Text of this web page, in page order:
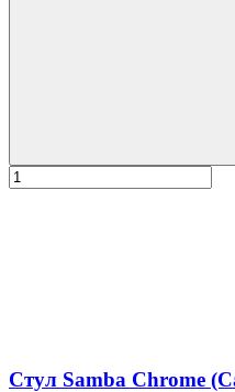
Стул Samba Chrome